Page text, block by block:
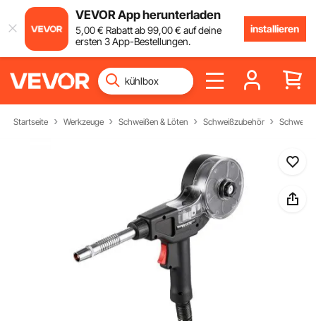
VEVOR App herunterladen
5,00€ Rabatt ab99,00€ auf deine
ersten 3 App-Bestellungen.
installieren
Startseite Werkzeuge Schweißen & Löten Schweißzubehör